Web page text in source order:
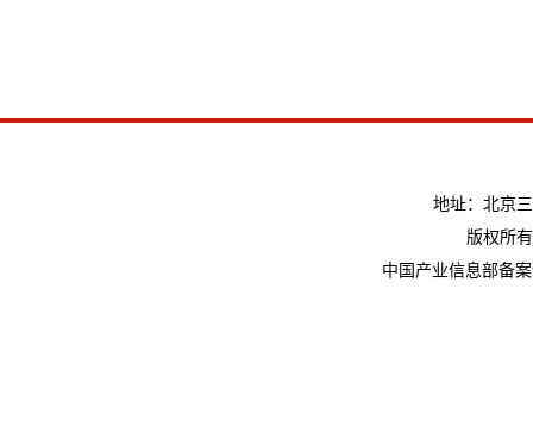
地址：北京
版权所
中国产业信息部备